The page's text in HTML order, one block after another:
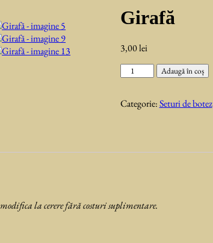
Girafă
3,00lei
Cantitate
Adaugă în coș
Categorie:Seturi de botez
la cerere fără costuri suplimentare.